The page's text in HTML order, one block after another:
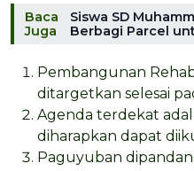
Baca
Juga
Siswa SD
Berbagi Parcel
Pembangunan
ditargetkan selesai
Agenda terdekat
diharapkan dapat
Paguyuban